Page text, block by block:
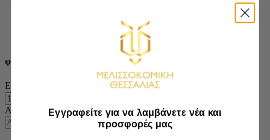
φιλτράρισμα ανά τιμή
Ελάχιστη τιμή
Αναζήτηση
Αναζήτηση
Εγγραφείτε για να λαμβάνετε νέα και
προσφορές μας